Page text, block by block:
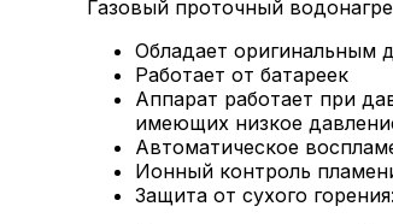
Газовый проточный
Обладает оригинальным
Работает от батареек
Аппарат работает при
имеющих низкое
Автоматическое
Ионный контроль
Защита от сухого